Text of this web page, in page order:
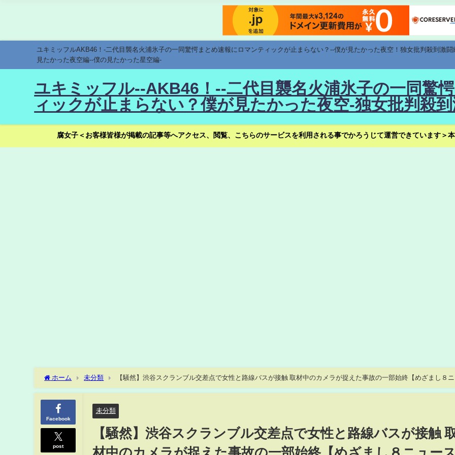
ユキミッフルAKB46！-二代目襲名火浦氷子の一同驚愕まとめ速報にロマンティックが止まらない？--僕が見たかった夜空！独女批判殺到激
見たかった夜空編--僕の見たかった星空編-
ユキミッフル--AKB46！--二代目襲名火浦氷子の一同驚
ィックが止まらない？僕が見たかった夜空-独女批判殺
腐女子＜お客様皆様が掲載の記事等へアクセス、閲覧、こちらのサービスを利用される事でかろうじて運営できています＞
ホーム 未分類
【騒然】渋谷スクランブル交差点で女性と路線バスが接触 取材中のカメラが捉えた事故の一部始終【めざまし８ニ
ス】
Facebook
post
未分類
【騒然】渋谷スクランブル交差点で女性と路線バスが接触